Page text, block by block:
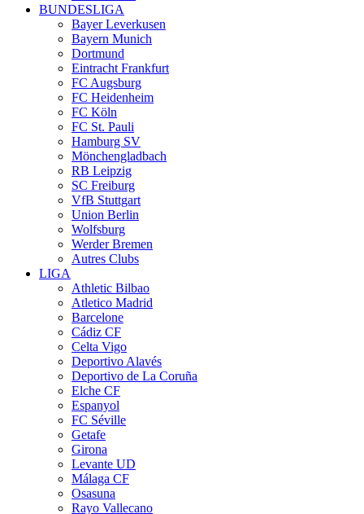
BUNDESLIGA
Bayer Leverkusen
Bayern Munich
Dortmund
Eintracht Frankfurt
FC Augsburg
FC Heidenheim
FC Köln
FC St. Pauli
Hamburg SV
Mönchengladbach
RB Leipzig
SC Freiburg
VfB Stuttgart
Union Berlin
Wolfsburg
Werder Bremen
Autres Clubs
LIGA
Athletic Bilbao
Atletico Madrid
Barcelone
Cádiz CF
Celta Vigo
Deportivo Alavés
Deportivo de La Coruña
Elche CF
Espanyol
FC Séville
Getafe
Girona
Levante UD
Málaga CF
Osasuna
Rayo Vallecano